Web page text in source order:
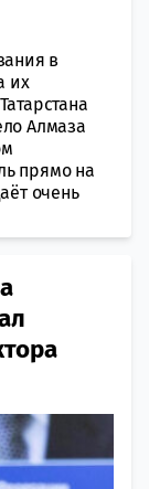
в
их
Алмаза
прямо на
очень